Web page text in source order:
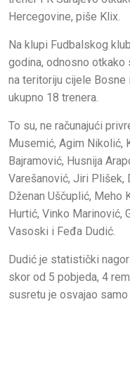
Hercegovine, piše Klix.
Na klupi Fudbalskog
godina, odnosno
na teritoriju cijele
ukupno 18 trenera.
To su, ne računajući
Musemić, Agim Nikolić,
Bajramović, Husnija
Varešanović, Jiri Plišek,
Dženan Uščuplić, Meho
Hurtić, Vinko Marinović,
Vasoski i Feđa Dudić.
Dudić je statistički
skor od 5 pobjeda, 4
susretu je osvajao